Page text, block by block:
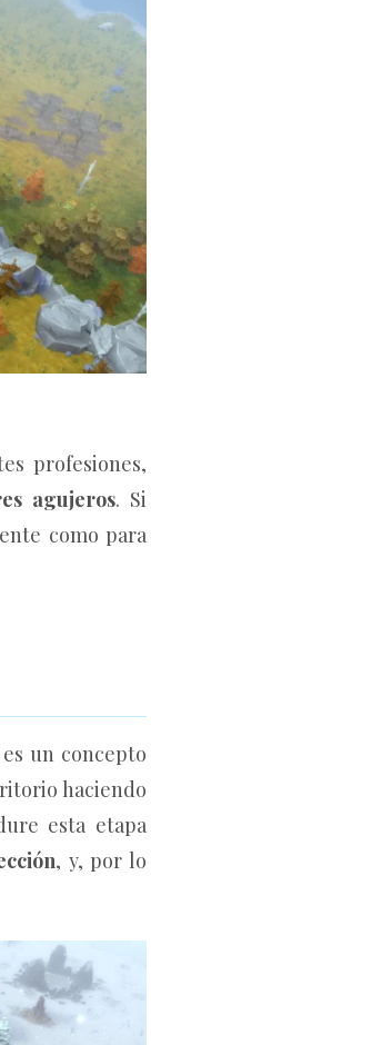
profesiones,
agujeros. Si
como para
un concepto
haciendo
esta etapa
, y, por lo